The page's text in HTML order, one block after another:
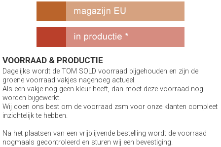
VOORRAAD & PRODUCTIE
Dagelijks wordt de TOM SOLD voorraad bijgehouden en zijn de
groene voorraad vakjes nagenoeg actueel.
Als een vakje nog geen kleur heeft, dan moet deze voorraad nog
worden bijgewerkt.
Wij doen ons best om de voorraad zsm voor onze klanten compleet
inzichtelijk te hebben.
Na het plaatsen van een vrijblijvende bestelling wordt de voorraad
nogmaals gecontroleerd en sturen wij een bevestiging.